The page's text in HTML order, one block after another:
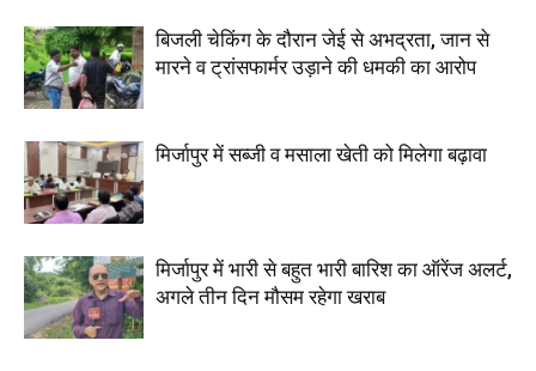
बिजली चेकिंग के दौरान जेई से अभद्रता, जान से
मारने व ट्रांसफार्मर उड़ाने की धमकी का आरोप
मिर्जापुर में सब्जी व मसाला खेती को मिलेगा बढ़ावा
मिर्जापुर में भारी से बहुत भारी बारिश का ऑरेंज अलर्ट,
अगले तीन दिन मौसम रहेगा खराब